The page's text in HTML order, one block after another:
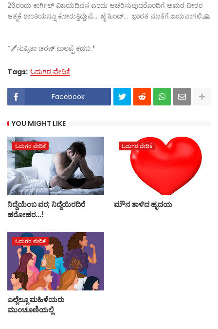
26ರಂದು ಕಾರ್ಗಿಲ್ ವಿಜಯದಿವಸ ಎಂದು ಆಚರಿಸುವುದರೊಂದಿಗೆ ಅಮರ ವೀರರ
ಆತ್ಮಕೆ ಶಾಂತಿಯನ್ನೂ ಕೋರುತ್ತಿದ್ದೇವೆ.... ಜೈ ಹಿಂದ್... ಭಾರತ ಮಾತೆಗೆ ಜಯವಾಗಲಿ.🙏
*🖊️ಸುಪ್ರಿತಾ ಚರಣ್ ಪಾಲಪ್ಪೆ ಕಡಬ.*
Tags: ಓದುಗರ ವೇದಿಕೆ
Facebook
YOU MIGHT LIKE
ಓದುಗರ ವೇದಿಕೆ
ನಿದ್ದೆಯೆಂಬ ವರ; ನಿದ್ದೆಯಿರದಿರೆ
ಹರೋಹರ...!
ಓದುಗರ ವೇದಿಕೆ
ಮೌನ ತಾಳಿದ ಹೃದಯ
ಓದುಗರ ವೇದಿಕೆ
ಎಲ್ಲೆಲ್ಲೂ ಮಹಿಳೆಯರು
ಮುಂಚೂಣಿಯಲ್ಲಿ